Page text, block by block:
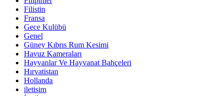
Filistin
Fransa
Gece Kulübü
Genel
Güney Kıbrıs Rum Kesimi
Havuz Kameraları
Hayvanlar Ve Hayvanat Bahçeleri
Hırvatistan
Hollanda
iletisim